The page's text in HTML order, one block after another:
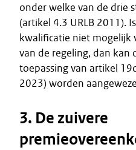
onder welke van de drie
(artikel 4.3 URLB 2011).
kwalificatie niet mogelijk
van de regeling, dan kan
toepassing van artikel
2023) worden
3. De zuivere